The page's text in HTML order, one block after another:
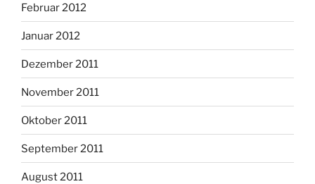
Februar 2012
Januar 2012
Dezember 2011
November 2011
Oktober 2011
September 2011
August 2011